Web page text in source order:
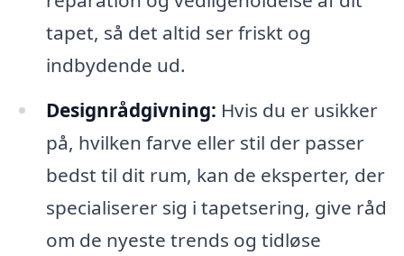
tapet, så det altid ser friskt og
indbydende ud.
Designrådgivning: Hvis du er usikker
på, hvilken farve eller stil der passer
bedst til dit rum, kan de eksperter, der
specialiserer sig i tapetsering, give råd
om de nyeste trends og tidløse